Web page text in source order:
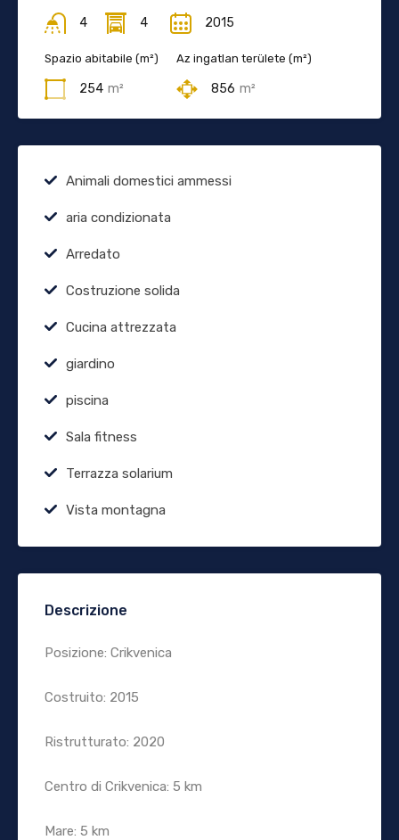
4 4 2015
Spazio abitabile (m²)
254 m²
Az ingatlan területe (m²)
856 m²
Animali domestici ammessi
aria condizionata
Arredato
Costruzione solida
Cucina attrezzata
giardino
piscina
Sala fitness
Terrazza solarium
Vista montagna
Descrizione
Posizione: Crikvenica
Costruito: 2015
Ristrutturato: 2020
Centro di Crikvenica: 5 km
Mare: 5 km